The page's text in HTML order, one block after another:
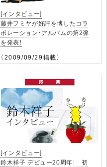
[インタビュー]
藤井フミヤが好評を博したコラ
ボレーション・アルバムの第2弾
を発表！
（2009/09/29掲載）
[インタビュー]
鈴木祥子 デビュー20周年！ 初